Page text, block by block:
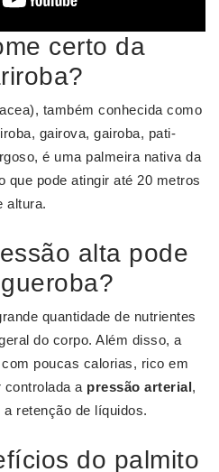
certo da
também conhecida como
gairova, gairoba, pati-
é uma palmeira nativa da
que pode atingir até 20 metros
altura.
alta pode
quantidade de nutrientes
do corpo. Além disso, a
poucas calorias, rico em
controlada a pressão arterial,
retenção de líquidos.
do palmito